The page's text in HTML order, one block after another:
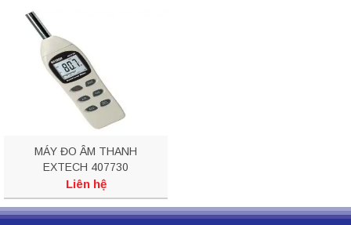
MÁY ĐO ÂM THANH
EXTECH 407730
Liên hệ